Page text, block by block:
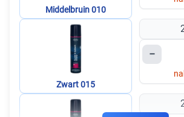
Middelbruin 010
Zwart 015
−